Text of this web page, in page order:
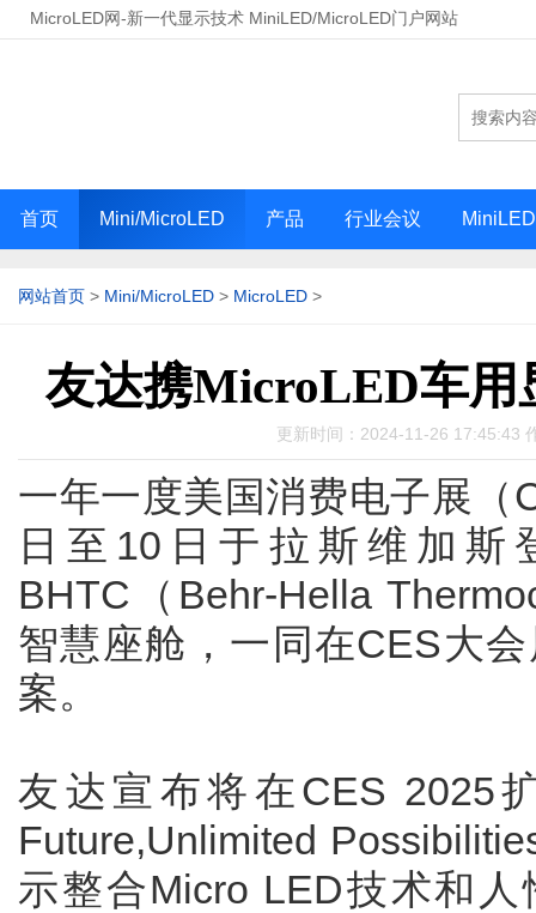
MicroLED网-新一代显示技术 MiniLED/MicroLED门户网站
首页 Mini/MicroLED 产品 行业会议
网站首页 > Mini/MicroLED > MicroLED >
友达携MicroLED车用
更新时间：2024-11-26 17:45:43
一年一度美国消费电子展（
日至10日于拉斯维加斯
BHTC（Behr-Hella
智慧座舱，一同在CES大
案。
友达宣布将在CES 2025
Future,Unlimited
示整合Micro LED技术和